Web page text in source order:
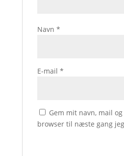
Navn *
E-mail *
Gem mit navn, mail
browser til næste gang